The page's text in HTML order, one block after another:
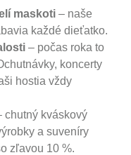
maskoti – naše
každé dieťatko.
– počas roka to
koncerty
hostia vždy
chutný kváskový
a suveníry
zľavou 10 %.